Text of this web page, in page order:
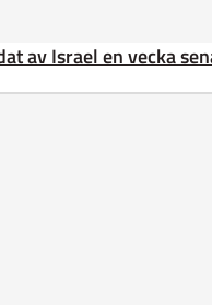
av Israel en vecka